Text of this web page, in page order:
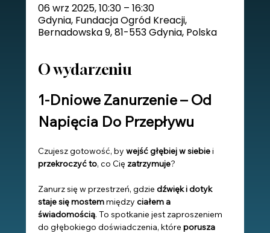
06 wrz 2025, 10:30 – 16:30
Gdynia, Fundacja Ogród Kreacji,
Bernadowska 9, 81-553 Gdynia, Polska
O wydarzeniu
1-Dniowe Zanurzenie – Od
Napięcia Do Przepływu
Czujesz gotowość, by wejść głębiej w siebie i
przekroczyć to, co Cię zatrzymuje?
Zanurz się w przestrzeń, gdzie dźwięk i dotyk
staje się mostem między ciałem a
świadomością. To spotkanie jest zaproszeniem
do głębokiego doświadczenia, które porusza